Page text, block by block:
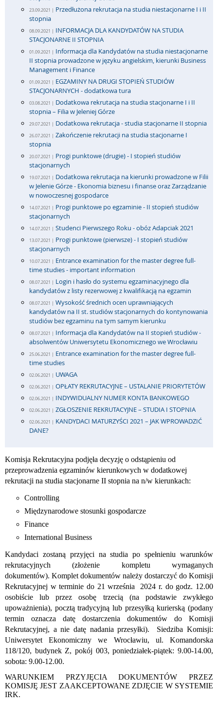
23.09.2021 | Przedłużona rekrutacja na studia niestacjonarne I i II
stopnia
08.09.2021 | INFORMACJA DLA KANDYDATÓW NA STUDIA
STACJONARNE II STOPNIA
01.09.2021 | Informacja dla Kandydatów na studia niestacjonarne
II stopnia prowadzone w języku angielskim, kierunki Business
Management i Finance
01.09.2021 | EGZAMINY NA DRUGI STOPIEŃ STUDIÓW
STACJONARNYCH - dodatkowa tura
03.08.2021 | Dodatkowa rekrutacja na studia stacjonarne I i II
stopnia – Filia w Jeleniej Górze
29.07.2021 | Dodatkowa rekrutacja - studia stacjonarne II stopnia
26.07.2021 | Zakończenie rekrutacji na studia stacjonarne I
stopnia
20.07.2021 | Progi punktowe (drugie) - I stopień studiów
stacjonarnych
19.07.2021 | Dodatkowa rekrutacja na kierunki prowadzone w Filii
w Jelenie Górze - Ekonomia biznesu i finanse oraz Zarządzanie
w nowoczesnej gospodarce
14.07.2021 | Progi punktowe po egzaminie - II stopień studiów
stacjonarnych
14.07.2021 | Studenci Pierwszego Roku - obóz Adapciak 2021
13.07.2021 | Progi punktowe (pierwsze) - I stopień studiów
stacjonarnych
10.07.2021 | Entrance examination for the master degree full-
time studies - important information
08.07.2021 | Login i hasło do systemu egzaminacyjnego dla
kandydatów z listy rezerwowej z kwalifikacją na egzamin
08.07.2021 | Wysokość średnich ocen uprawniających
kandydatów na II st. studiów stacjonarnych do kontynowania
studiów bez egzaminu na tym samym kierunku
08.07.2021 | Informacja dla Kandydatów na II stopień studiów -
absolwentów Uniwersytetu Ekonomicznego we Wrocławiu
25.06.2021 | Entrance examination for the master degree full-
time studies
02.06.2021 | UWAGA
02.06.2021 | OPŁATY REKRUTACYJNE – USTALANIE PRIORYTETÓW
02.06.2021 | INDYWIDUALNY NUMER KONTA BANKOWEGO
02.06.2021 | ZGŁOSZENIE REKRUTACYJNE – STUDIA I STOPNIA
02.06.2021 | KANDYDACI MATURZYŚCI 2021 – JAK WPROWADZIĆ
DANE?
Komisja Rekrutacyjna podjęła decyzję o odstąpieniu od
przeprowadzenia egzaminów kierunkowych w dodatkowej
rekrutacji na studia stacjonarne II stopnia na n/w kierunkach:
Controlling
Międzynarodowe stosunki gospodarcze
Finance
International Business
Kandydaci zostaną przyjęci na studia po spełnieniu warunków
rekrutacyjnych (złożenie kompletu wymaganych
dokumentów). Komplet dokumentów należy dostarczyć do Komisji
Rekrutacyjnej w terminie do 21 września 2024 r. do godz. 12.00
osobiście lub przez osobę trzecią (na podstawie zwykłego
upoważnienia), pocztą tradycyjną lub przesyłką kurierską (podany
termin oznacza datę dostarczenia dokumentów do Komisji
Rekrutacyjnej, a nie datę nadania przesyłki). Siedziba Komisji:
Uniwersytet Ekonomiczny we Wrocławiu, ul. Komandorska
118/120, budynek Z, pokój 003, poniedziałek-piątek: 9.00-14.00,
sobota: 9.00-12.00.
WARUNKIEM PRZYJĘCIA DOKUMENTÓW PRZEZ
KOMISJĘ JEST ZAAKCEPTOWANE ZDJĘCIE W SYSTEMIE
IRK.